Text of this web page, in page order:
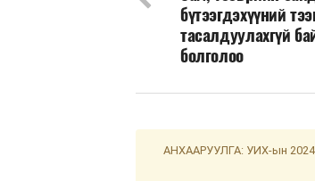
бүтээгдэхүүний
тасалдуулахгүй
болголоо
АНХААРУУЛГА: УИХ-ын 2024